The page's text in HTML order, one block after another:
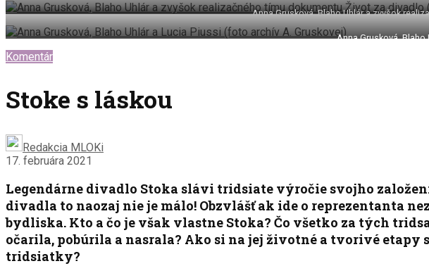
Anna Grusková, Blaho Uhlár a zvyšok
Anna Grusková,
Komentár
Stoke s láskou
Redakcia MLOKi
17. februára 2021
Legendárne divadlo Stoka slávi tridsiate výročie svojho
divadla to naozaj nie je málo! Obzvlášť ak ide o reprezentanta
bydliska. Kto a čo je však vlastne Stoka? Čo všetko za tých
očarila, pobúrila a nasrala? Ako si na jej životné a tvorivé
tridsiatky?